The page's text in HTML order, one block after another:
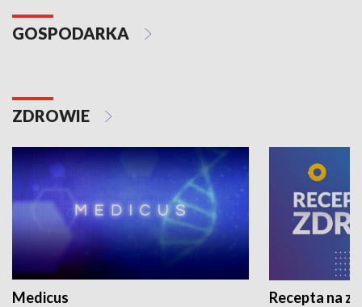
GOSPODARKA
ZDROWIE
Medicus Recepta na